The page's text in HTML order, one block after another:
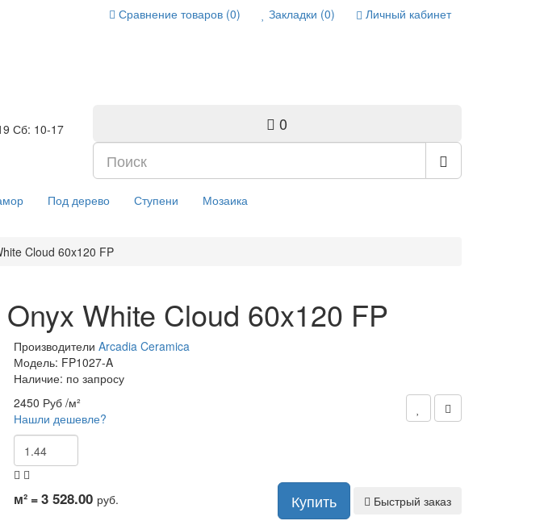
Личный кабинет
Закладки (0)
Сравнение товаров (0)
Сб: 10-17
0
Под дерево Ступени Мозаика
Cloud 60x120 FP
White Cloud 60x120 FP
Производители Arcadia Ceramica
Модель: FP1027-A
Наличие: по запросу
2450 Руб /м²
Нашли дешевле?
м² =3 528.00 руб. Купить Быстрый заказ